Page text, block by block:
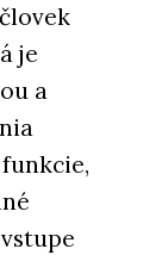
je
a